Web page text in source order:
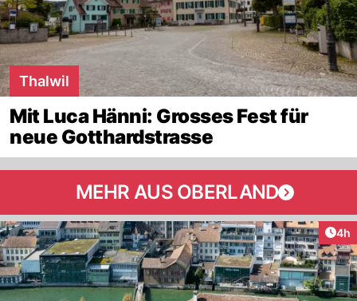
Thalwil
Mit Luca Hänni: Grosses Fest für
neue Gotthardstrasse
MEHR AUS OBERLAND
4h